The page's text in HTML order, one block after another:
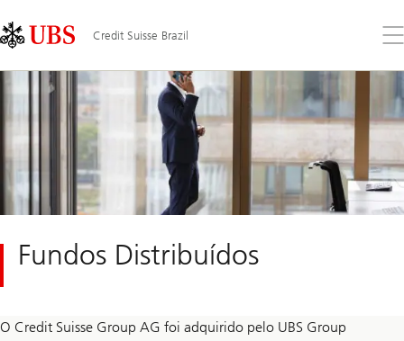
Links
Area
Credit Suisse Brazil
the
Fundos Distribuídos
O Credit Suisse Group AG foi adquirido pelo UBS Group